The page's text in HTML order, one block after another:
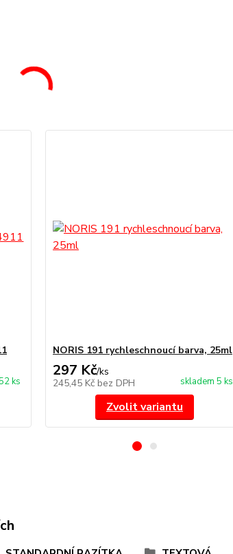
ks
NORIS 191 rychleschnoucí barva, 25ml
297 Kč/ks
245,45 Kč bez DPH skladem 5 ks
Zvolit variantu